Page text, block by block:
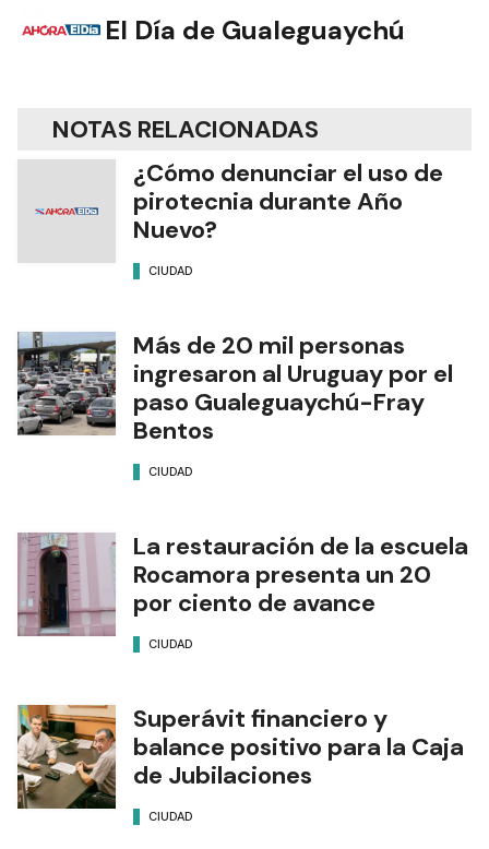
El Día de Gualeguaychú
NOTAS RELACIONADAS
¿Cómo denunciar el uso de
pirotecnia durante Año
Nuevo?
CIUDAD
Más de 20 mil personas
ingresaron al Uruguay por el
paso Gualeguaychú-Fray
Bentos
CIUDAD
La restauración de la escuela
Rocamora presenta un 20
por ciento de avance
CIUDAD
Superávit financiero y
balance positivo para la Caja
de Jubilaciones
CIUDAD